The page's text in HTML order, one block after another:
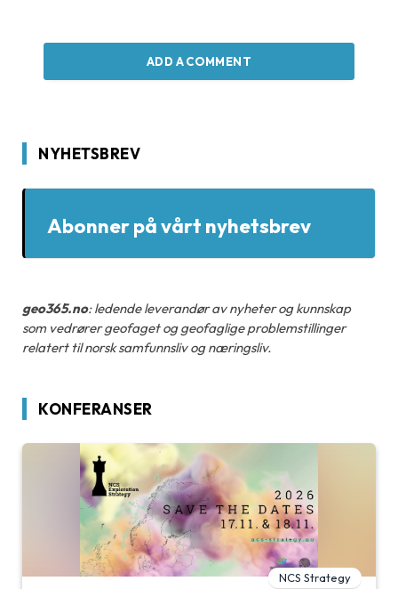
ADD A COMMENT
NYHETSBREV
Abonner på vårt nyhetsbrev
geo365.no: ledende leverandør av nyheter og kunnskap
som vedrører geofaget og geofaglige problemstillinger
relatert til norsk samfunnsliv og næringsliv.
KONFERANSER
NCS Strategy